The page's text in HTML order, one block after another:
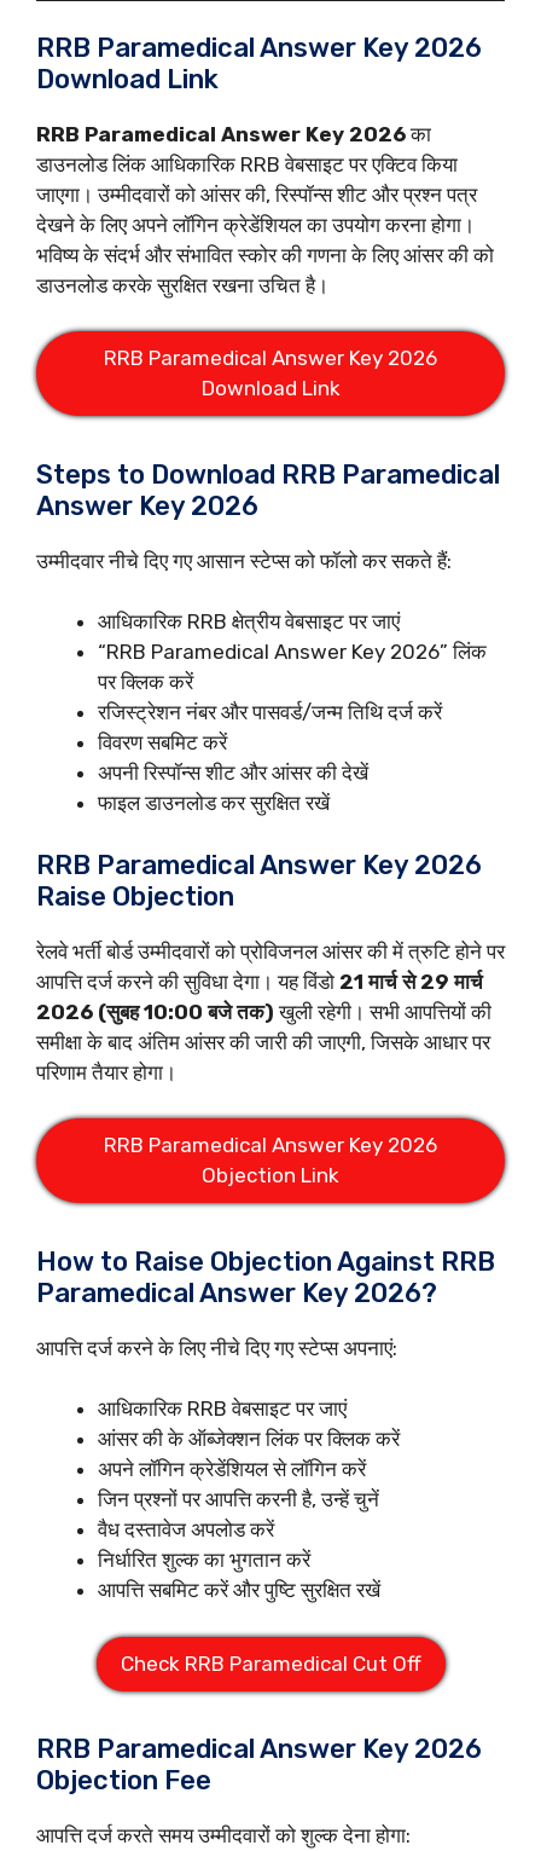
RRB Paramedical Answer Key 2026
Download Link
RRB Paramedical Answer Key 2026का
डाउनलोड लिंक आधिकारिक RRB वेबसाइट पर एक्टिव किया
जाएगा। उम्मीदवारों को आंसर की, रिस्पॉन्स शीट और प्रश्न पत्र
देखने के लिए अपने लॉगिन क्रेडेंशियल का उपयोग करना होगा।
भविष्य के संदर्भ और संभावित स्कोर की गणना के लिए आंसर की को
डाउनलोड करके सुरक्षित रखना उचित है।
RRB Paramedical Answer Key 2026
Download Link
Steps to Download RRB Paramedical
Answer Key 2026
उम्मीदवार नीचे दिए गए आसान स्टेप्स को फॉलो कर सकते हैं:
आधिकारिक RRB क्षेत्रीय वेबसाइट पर जाएं
“RRB Paramedical Answer Key 2026” लिंक
पर क्लिक करें
रजिस्ट्रेशन नंबर और पासवर्ड/जन्म तिथि दर्ज करें
विवरण सबमिट करें
अपनी रिस्पॉन्स शीट और आंसर की देखें
फाइल डाउनलोड कर सुरक्षित रखें
RRB Paramedical Answer Key 2026
Raise Objection
रेलवे भर्ती बोर्ड उम्मीदवारों को प्रोविजनल आंसर की में त्रुटि होने पर
आपत्ति दर्ज करने की सुविधा देगा। यह विंडो 21 मार्च से 29 मार्च
2026 (सुबह 10:00 बजे तक) खुली रहेगी। सभी आपत्तियों की
समीक्षा के बाद अंतिम आंसर की जारी की जाएगी, जिसके आधार पर
परिणाम तैयार होगा।
RRB Paramedical Answer Key 2026
Objection Link
How to Raise Objection Against RRB
Paramedical Answer Key 2026?
आपत्ति दर्ज करने के लिए नीचे दिए गए स्टेप्स अपनाएं:
आधिकारिक RRB वेबसाइट पर जाएं
आंसर की के ऑब्जेक्शन लिंक पर क्लिक करें
अपने लॉगिन क्रेडेंशियल से लॉगिन करें
जिन प्रश्नों पर आपत्ति करनी है, उन्हें चुनें
वैध दस्तावेज अपलोड करें
निर्धारित शुल्क का भुगतान करें
आपत्ति सबमिट करें और पुष्टि सुरक्षित रखें
Check RRB Paramedical Cut Off
RRB Paramedical Answer Key 2026
Objection Fee
आपत्ति दर्ज करते समय उम्मीदवारों को शुल्क देना होगा: